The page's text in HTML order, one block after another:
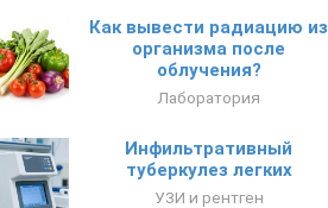
Как вывести радиацию из
организма после
облучения?
Лаборатория
Инфильтративный
туберкулез легких
УЗИ и рентген